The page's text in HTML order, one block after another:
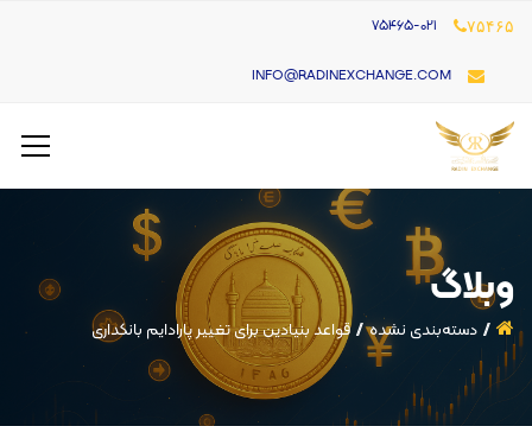
۷۵۴۶۵
INFO@RADINEXCHANGE.COM
وبلاگ
دسته‌بندی نشده قواعد بنیادین برای تغییر پارادایم بانکداری